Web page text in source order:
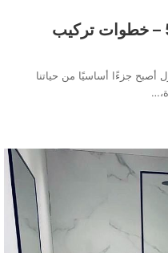
تركيب افرنجي 50224487‬ – خطوات تركيب
جزءًا أساسيًا من حياتنا